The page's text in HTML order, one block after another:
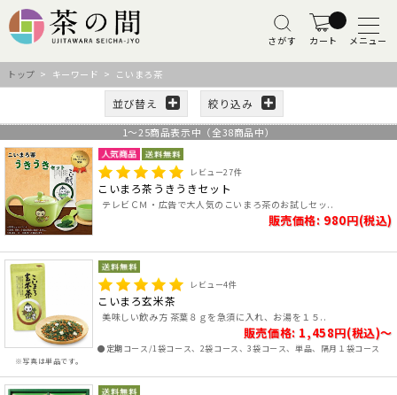
さがす カート メニュー
トップ > キーワード > こいまろ茶
並び替え 絞り込み
1～25商品表示中（全38商品中）
レビュー27件
こいまろ茶うきうきセット
テレビＣＭ・広告で大人気のこいまろ茶のお試しセッ..
販売価格: 980円(税込)
※写真は単品です。
レビュー4件
こいまろ玄米茶
美味しい飲み方 茶葉８ｇを急須に入れ、お湯を１５..
販売価格: 1,458円(税込)～
●定期コース/1袋コース、2袋コース、3袋コース、単品、隔月１袋コース